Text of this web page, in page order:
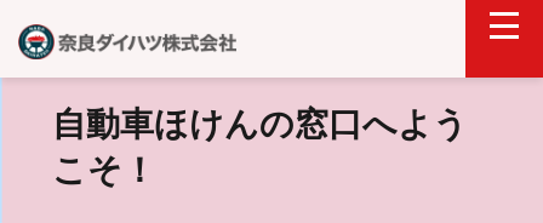
自動車ほけんの窓口へよう
こそ！